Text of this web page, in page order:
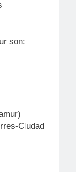
son:
CIudad